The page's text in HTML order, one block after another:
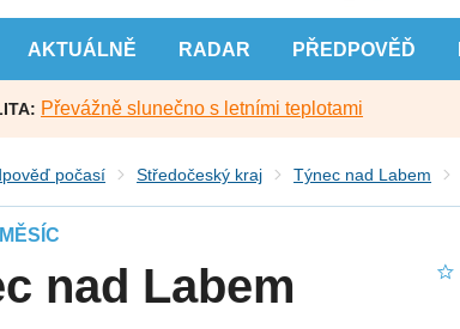
AKTUÁLNĚ RADAR PŘEDPOVĚĎ
Převážně slunečno s letními teplotami
počasí Středočeský kraj Týnec nad Labem
nad Labem